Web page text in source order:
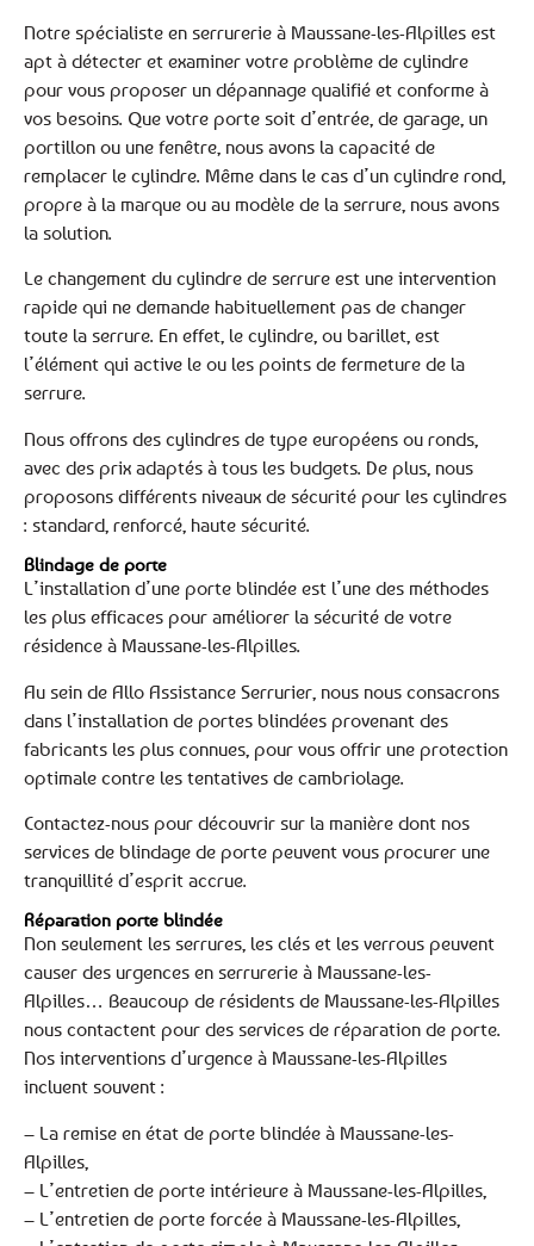
Notre spécialiste en serrurerie à Maussane-les-Alpilles est
apt à détecter et examiner votre problème de cylindre
pour vous proposer un dépannage qualifié et conforme à
vos besoins. Que votre porte soit d’entrée, de garage, un
portillon ou une fenêtre, nous avons la capacité de
remplacer le cylindre. Même dans le cas d’un cylindre rond,
propre à la marque ou au modèle de la serrure, nous avons
la solution.
Le changement du cylindre de serrure est une intervention
rapide qui ne demande habituellement pas de changer
toute la serrure. En effet, le cylindre, ou barillet, est
l’élément qui active le ou les points de fermeture de la
serrure.
Nous offrons des cylindres de type européens ou ronds,
avec des prix adaptés à tous les budgets. De plus, nous
proposons différents niveaux de sécurité pour les cylindres
: standard, renforcé, haute sécurité.
Blindage de porte
L’installation d’une porte blindée est l’une des méthodes
les plus efficaces pour améliorer la sécurité de votre
résidence à Maussane-les-Alpilles.
Au sein de Allo Assistance Serrurier, nous nous consacrons
dans l’installation de portes blindées provenant des
fabricants les plus connues, pour vous offrir une protection
optimale contre les tentatives de cambriolage.
Contactez-nous pour découvrir sur la manière dont nos
services de blindage de porte peuvent vous procurer une
tranquillité d’esprit accrue.
Réparation porte blindée
Non seulement les serrures, les clés et les verrous peuvent
causer des urgences en serrurerie à Maussane-les-
Alpilles… Beaucoup de résidents de Maussane-les-Alpilles
nous contactent pour des services de réparation de porte.
Nos interventions d’urgence à Maussane-les-Alpilles
incluent souvent :
– La remise en état de porte blindée à Maussane-les-
Alpilles,
– L’entretien de porte intérieure à Maussane-les-Alpilles,
– L’entretien de porte forcée à Maussane-les-Alpilles,